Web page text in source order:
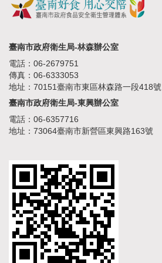
臺南市政府衛生局-林森辦公室
電話：06-2679751
傳真：06-6333053
地址：70151臺南市東區林森路一段418號
臺南市政府衛生局-東興辦公室
電話：06-6357716
地址：73064臺南市新營區東興路163號